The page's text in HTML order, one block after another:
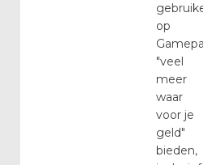
op
"veel
meer
waar
voor je
geld"
bieden,